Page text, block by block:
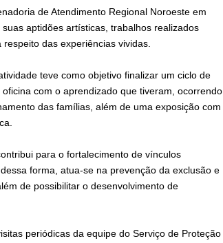
de Atendimento Regional Noroeste em
aptidões artísticas, trabalhos realizados
das experiências vividas.
teve como objetivo finalizar um ciclo de
com o aprendizado que tiveram, ocorrendo
das famílias, além de uma exposição com
para o fortalecimento de vínculos
forma, atua-se na prevenção da exclusão e
de possibilitar o desenvolvimento de
periódicas da equipe do Serviço de Proteção